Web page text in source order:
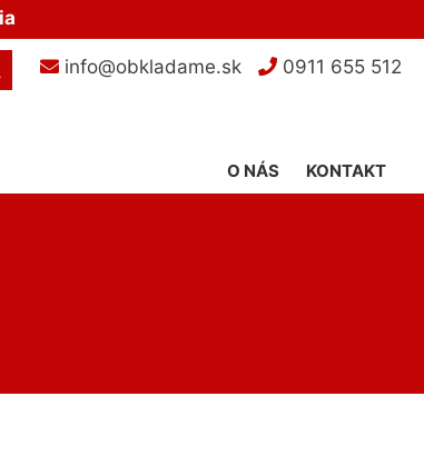
info@obkladame.sk 0911 655 512
KONTAKT
O NÁS